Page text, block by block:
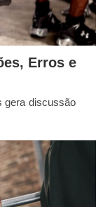
Erros e
gera discussão